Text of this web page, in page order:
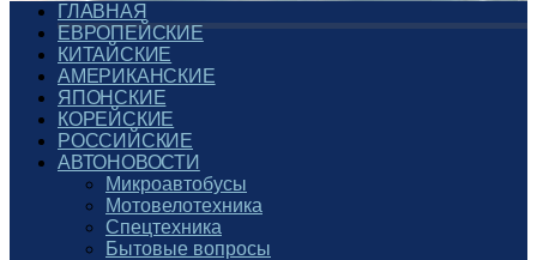
ГЛАВНАЯ
ЕВРОПЕЙСКИЕ
КИТАЙСКИЕ
АМЕРИКАНСКИЕ
ЯПОНСКИЕ
КОРЕЙСКИЕ
РОССИЙСКИЕ
АВТОНОВОСТИ
Микроавтобусы
Мотовелотехника
Спецтехника
Бытовые вопросы